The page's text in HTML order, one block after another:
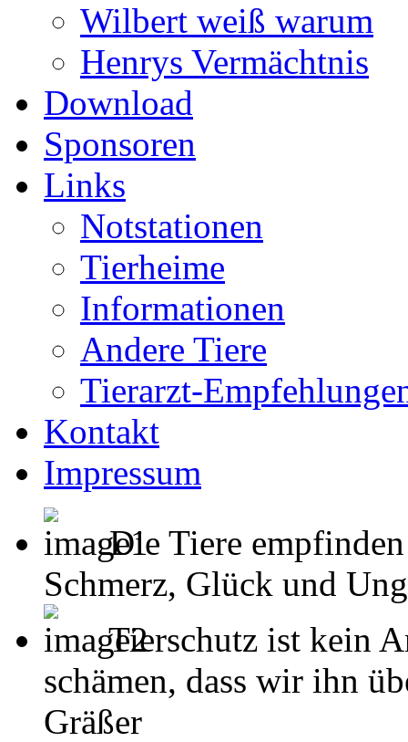
Wilbert weiß warum
Henrys Vermächtnis
Download
Sponsoren
Links
Notstationen
Tierheime
Informationen
Andere Tiere
Tierarzt-
Kontakt
Impressum
Die Tiere
Schmerz, Glück und
Tierschutz ist kein
schämen, dass wir ihn
Gräßer